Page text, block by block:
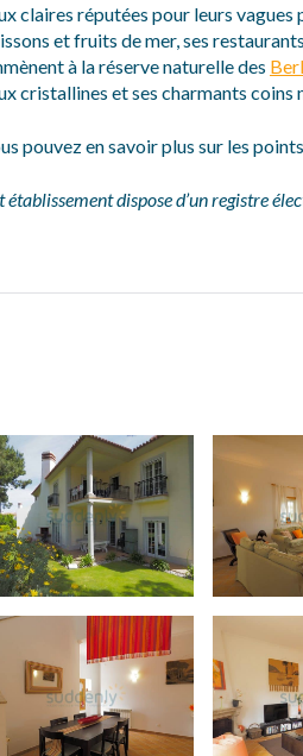
claires réputées pour leurs
et fruits de mer, ses
à la réserve naturelle des
cristallines et ses charmants coins
pouvez en savoir plus sur les
établissement dispose d’un registre